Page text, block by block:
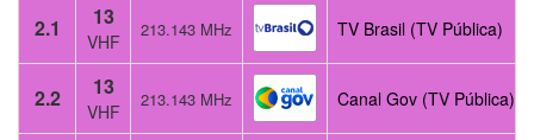
2.1 13
VHF
213.143 MHz TV Brasil (TV Pública)
2.2 13
VHF
213.143 MHz Canal Gov (TV Pública)